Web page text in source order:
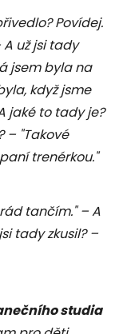
Povídej.
už jsi tady
jsem byla na
když jsme
jaké to tady je?
– "Takové
trenérkou."
tančím." – A
tady zkusil? –
studia